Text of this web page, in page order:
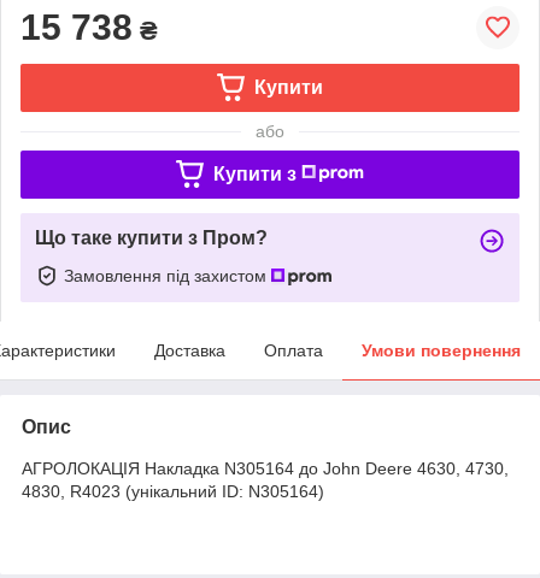
15 738 ₴
Купити
або
Купити з
Що таке купити з Пром?
Замовлення під захистом
Доставка Оплата Умови повернення
Опис
АГРОЛОКАЦІЯ Накладка N305164 до John Deere 4630, 4730,
4830, R4023 (унікальний ID: N305164)